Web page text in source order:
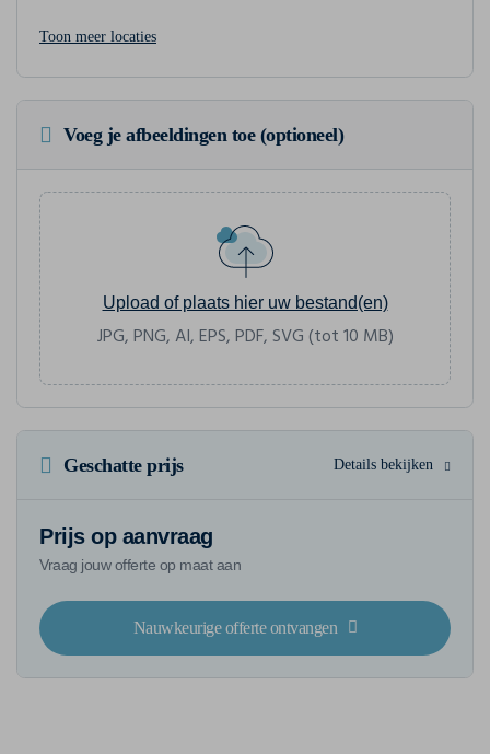
Toon meer locaties
Voeg je afbeeldingen toe (optioneel)
Upload of plaats hier uw bestand(en)
JPG, PNG, AI, EPS, PDF, SVG (tot 10 MB)
Geschatte prijs Details bekijken
Prijs op aanvraag
Vraag jouw offerte op maat aan
Nauwkeurige offerte ontvangen